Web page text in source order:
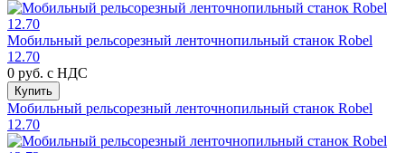
Мобильный рельсорезный ленточнопильный станок Robel
12.70
0 руб. с НДС
Купить
Мобильный рельсорезный ленточнопильный станок Robel
12.70